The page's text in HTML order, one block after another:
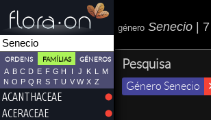
ORDENS FAMÍLIAS GÉNEROS
A B C D E F G H I J K L
M
N O P Q R S T U V W X Z
ACANTHACEAE
ACERACEAE
género Senecio 7
Pesquisa
Género Senecio